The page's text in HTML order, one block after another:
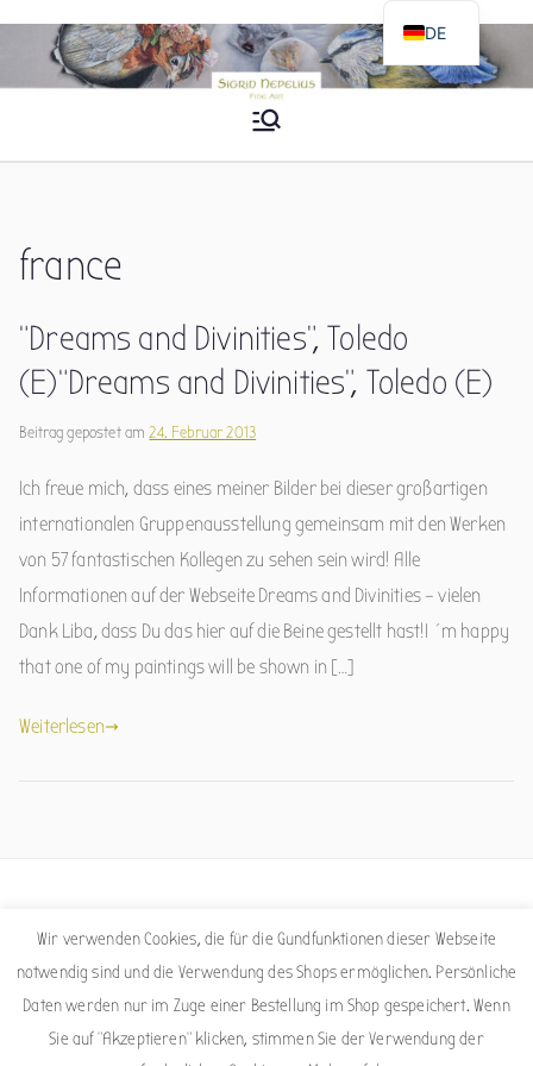
springen
Sigrid Nepelius
Fine Art
france
“Dreams and Divinities”, Toledo
(E)“Dreams and Divinities”, Toledo (E)
Beitrag gepostet am24. Februar 2013
Ich freue mich, dass eines meiner Bilder bei dieser großartigen
internationalen Gruppenausstellung gemeinsam mit den Werken
von 57 fantastischen Kollegen zu sehen sein wird! Alle
Informationen auf der Webseite Dreams and Divinities – vielen
Dank Liba, dass Du das hier auf die Beine gestellt hast!I´m happy
that one of my paintings will be shown in […]
Weiterlesen
Facebook
Instagram
Wir verwenden Cookies, die für die Gundfunktionen dieser Webseite
notwendig sind und die Verwendung des Shops ermöglichen. Persönliche
Daten werden nur im Zuge einer Bestellung im Shop gespeichert. Wenn
Sie auf "Akzeptieren" klicken, stimmen Sie der Verwendung der
DE
EN